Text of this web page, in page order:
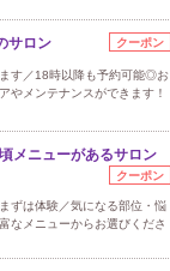
サロン クーポン
す／18時以降も予約可能◎お
やメンテナンスができます！
メニューがあるサロン
クーポン
ずは体験／気になる部位・悩
なメニューからお選びくださ